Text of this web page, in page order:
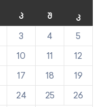
Პ Შ Კ
3 4
5
10 11
12
17 18
19
24 25
26